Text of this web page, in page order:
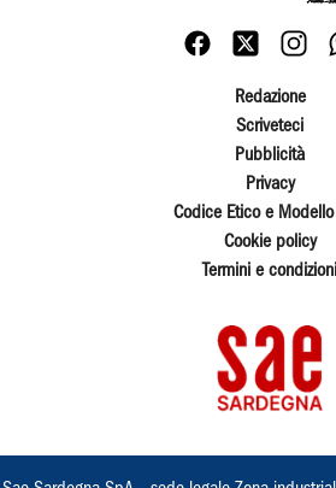
Redazione
Scriveteci
Pubblicità
Privacy
Codice Etico e
Cookie policy
Termini e condizioni